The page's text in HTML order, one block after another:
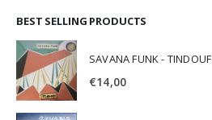
BEST SELLING PRODUCTS
SAVANA FUNK - TINDOUF
€14,00